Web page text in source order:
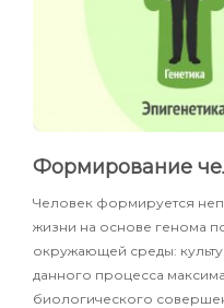
Формирование
Человек формируется
жизни на основе генома
окружающей среды:
данного процесса
биологического